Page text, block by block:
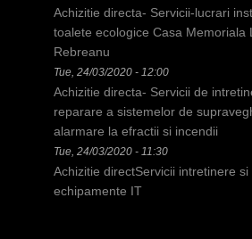
Achizitie directa- Servicii-lucrari
toalete ecologice Casa Memoriala
Rebreanu
Tue, 24/03/2020 - 12:00
Achizitie directa- Servicii de
reparare a sistemelor de
alarmare la efractii si incendii
Tue, 24/03/2020 - 11:30
Achizitie directServicii intretinere
echipamente IT